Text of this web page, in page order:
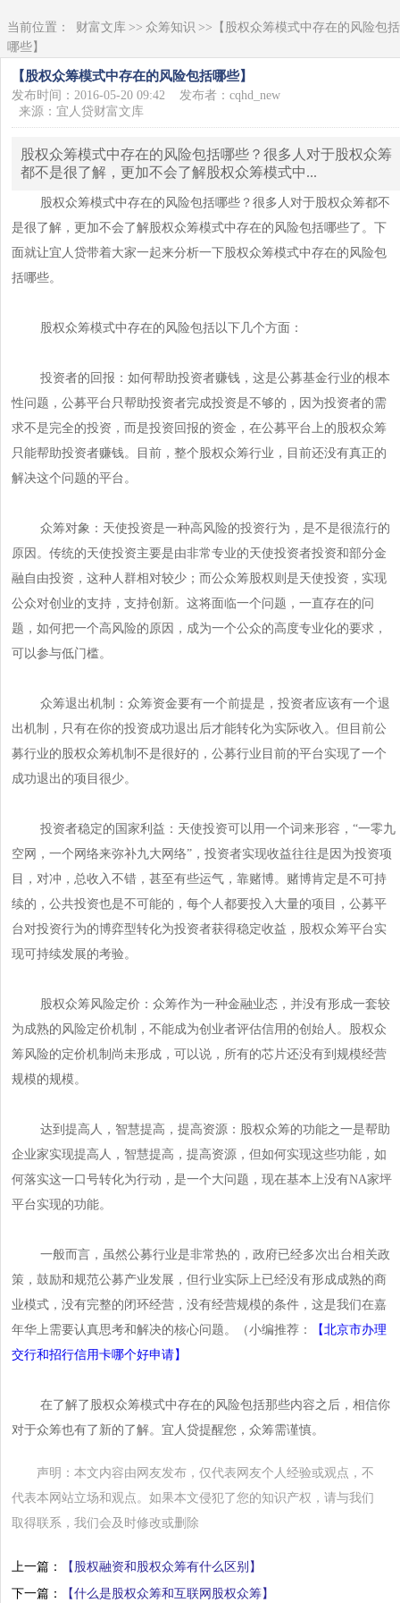
当前位置： 财富文库 >> 众筹知识 >>【股权众筹模式中存在的风险包括
哪些】
【股权众筹模式中存在的风险包括哪些】
发布时间：2016-05-20 09:42
发布者：cqhd_new
来源：宜人贷财富文库
股权众筹模式中存在的风险包括哪些？很多人对于股权众筹
都不是很了解，更加不会了解股权众筹模式中...
股权众筹模式中存在的风险包括哪些？很多人对于股权众筹都不
是很了解，更加不会了解股权众筹模式中存在的风险包括哪些了。下
面就让宜人贷带着大家一起来分析一下股权众筹模式中存在的风险包
括哪些。
股权众筹模式中存在的风险包括以下几个方面：
投资者的回报：如何帮助投资者赚钱，这是公募基金行业的根本
性问题，公募平台只帮助投资者完成投资是不够的，因为投资者的需
求不是完全的投资，而是投资回报的资金，在公募平台上的股权众筹
只能帮助投资者赚钱。目前，整个股权众筹行业，目前还没有真正的
解决这个问题的平台。
众筹对象：天使投资是一种高风险的投资行为，是不是很流行的
原因。传统的天使投资主要是由非常专业的天使投资者投资和部分金
融自由投资，这种人群相对较少；而公众筹股权则是天使投资，实现
公众对创业的支持，支持创新。这将面临一个问题，一直存在的问
题，如何把一个高风险的原因，成为一个公众的高度专业化的要求，
可以参与低门槛。
众筹退出机制：众筹资金要有一个前提是，投资者应该有一个退
出机制，只有在你的投资成功退出后才能转化为实际收入。但目前公
募行业的股权众筹机制不是很好的，公募行业目前的平台实现了一个
成功退出的项目很少。
投资者稳定的国家利益：天使投资可以用一个词来形容，“一零九
空网，一个网络来弥补九大网络”，投资者实现收益往往是因为投资项
目，对冲，总收入不错，甚至有些运气，靠赌博。赌博肯定是不可持
续的，公共投资也是不可能的，每个人都要投入大量的项目，公募平
台对投资行为的博弈型转化为投资者获得稳定收益，股权众筹平台实
现可持续发展的考验。
股权众筹风险定价：众筹作为一种金融业态，并没有形成一套较
为成熟的风险定价机制，不能成为创业者评估信用的创始人。股权众
筹风险的定价机制尚未形成，可以说，所有的芯片还没有到规模经营
规模的规模。
达到提高人，智慧提高，提高资源：股权众筹的功能之一是帮助
企业家实现提高人，智慧提高，提高资源，但如何实现这些功能，如
何落实这一口号转化为行动，是一个大问题，现在基本上没有NA家坪
平台实现的功能。
一般而言，虽然公募行业是非常热的，政府已经多次出台相关政
策，鼓励和规范公募产业发展，但行业实际上已经没有形成成熟的商
业模式，没有完整的闭环经营，没有经营规模的条件，这是我们在嘉
年华上需要认真思考和解决的核心问题。（小编推荐：
【北京市办理
交行和招行信用卡哪个好申请】
在了解了股权众筹模式中存在的风险包括那些内容之后，相信你
对于众筹也有了新的了解。宜人贷提醒您，众筹需谨慎。
声明：本文内容由网友发布，仅代表网友个人经验或观点，不
代表本网站立场和观点。如果本文侵犯了您的知识产权，请与我们
取得联系，我们会及时修改或删除
上一篇：
【股权融资和股权众筹有什么区别】
下一篇：
【什么是股权众筹和互联网股权众筹】